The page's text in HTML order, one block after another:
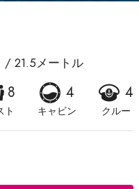
/ 21.5メートル
8
ト
4
キャビン
4
クルー